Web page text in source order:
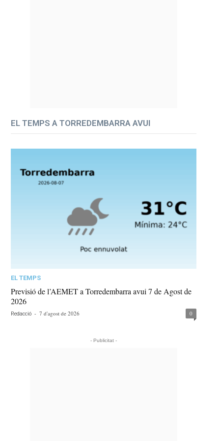
EL TEMPS A TORREDEMBARRA AVUI
EL TEMPS
Previsió de l’AEMET a Torredembarra avui 7 de Agost de
2026
Redacció - 7 d'agost de 2026 0
- Publicitat -